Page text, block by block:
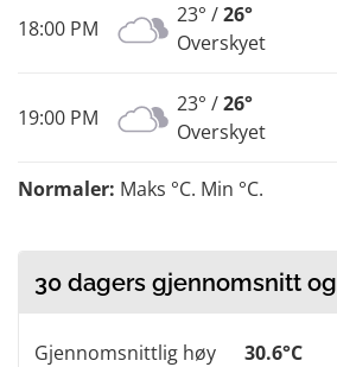
18:00 PM
23° /26°
Overskyet
19:00 PM
23° /26°
Overskyet
Normaler: Maks °C. Min °C.
30 dagers gjennomsnitt
Gjennomsnittlig høy
30.6°C